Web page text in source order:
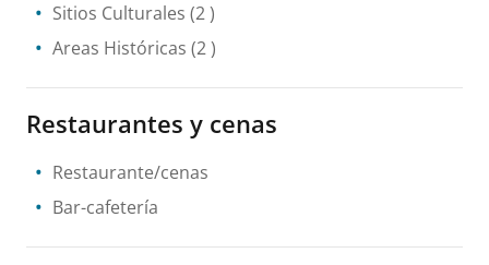
Sitios Culturales (2 )
Areas Históricas (2 )
Restaurantes y cenas
Restaurante/cenas
Bar-cafetería